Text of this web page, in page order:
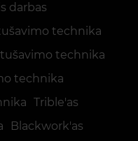
darbas
technika
technika
technika
Trible'as
Blackwork'as